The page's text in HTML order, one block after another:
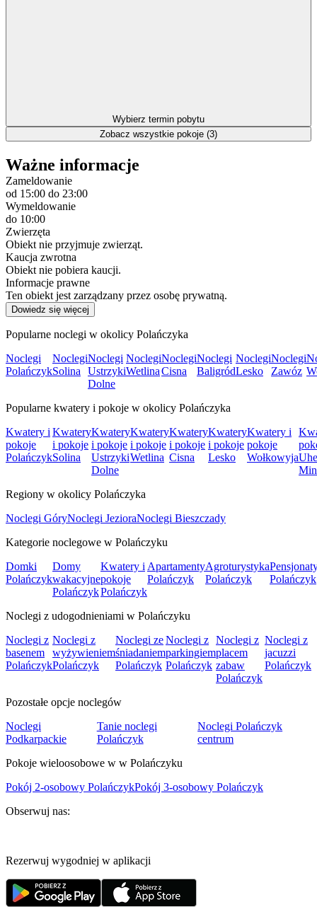
Wybierz termin pobytu
Zobacz wszystkie pokoje (3)
Ważne informacje
Zameldowanie
od 15:00 do 23:00
Wymeldowanie
do 10:00
Zwierzęta
Obiekt nie przyjmuje zwierząt.
Kaucja zwrotna
Obiekt nie pobiera kaucji.
Informacje prawne
Ten obiekt jest zarządzany przez osobę prywatną.
Dowiedz się więcej
Popularne noclegi w okolicy Polańczyka
Noclegi
Polańczyk
Noclegi
Solina
Noclegi
Ustrzyki
Dolne
Noclegi
Wetlina
Noclegi
Cisna
Noclegi
Baligród
Noclegi
Lesko
Noclegi
Zawóz
Popularne kwatery i pokoje w okolicy Polańczyka
Kwatery i
pokoje
Polańczyk
Kwatery
i pokoje
Solina
Kwatery
i pokoje
Ustrzyki
Dolne
Kwatery
i pokoje
Wetlina
Kwatery
i pokoje
Cisna
Kwatery
i pokoje
Lesko
Kwatery i
pokoje
Wołkowyja
Regiony w okolicy Polańczyka
Noclegi GóryNoclegi JezioraNoclegi Bieszczady
Kategorie noclegowe w Polańczyku
Domki
Polańczyk
Domy
wakacyjne
Polańczyk
Kwatery i
pokoje
Polańczyk
Apartamenty
Polańczyk
Agroturystyka
Polańczyk
Polańczyk
Noclegi z udogodnieniami w Polańczyku
Noclegi z
basenem
Polańczyk
Noclegi z
wyżywieniem
Polańczyk
Noclegi ze
śniadaniem
Polańczyk
Noclegi z
parkingiem
Polańczyk
Noclegi z
placem
zabaw
Polańczyk
Noclegi z
jacuzzi
Polańczyk
Pozostałe opcje noclegów
Noclegi
Podkarpackie
Tanie noclegi
Polańczyk
Noclegi Polańczyk
centrum
Pokoje wieloosobowe w w Polańczyku
Pokój 2-osobowy PolańczykPokój 3-osobowy Polańczyk
Obserwuj nas:
Rezerwuj wygodniej w aplikacji